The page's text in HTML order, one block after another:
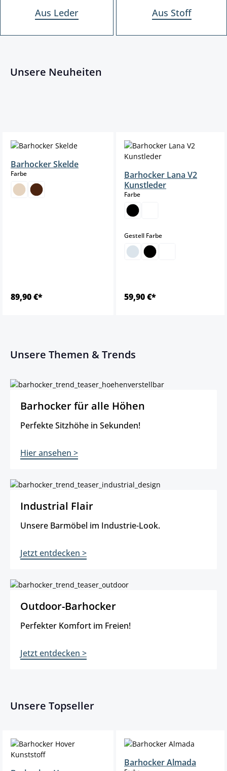
Aus Leder Aus Stoff
Unsere Neuheiten
Barhocker Skelde
Farbeauswählen
89,90 €*
Barhocker Lana V2
Kunstleder
Farbeauswählen
Gestell Farbeauswählen
59,90 €*
Unsere Themen & Trends
Barhocker für alle Höhen Perfekte Sitzhöhe in Sekunden! Hier
Barhocker für alle Höhen
Perfekte Sitzhöhe in Sekunden!
Hier ansehen >
Industrial Flair Unsere Barmöbel im Industrie-Look. Jetzt
Industrial Flair
Unsere Barmöbel im Industrie-Look.
Jetzt entdecken >
Outdoor-Barhocker Perfekter Komfort im Freien! Jetzt
Outdoor-Barhocker
Perfekter Komfort im Freien!
Jetzt entdecken >
Unsere Topseller
Barhocker Almada